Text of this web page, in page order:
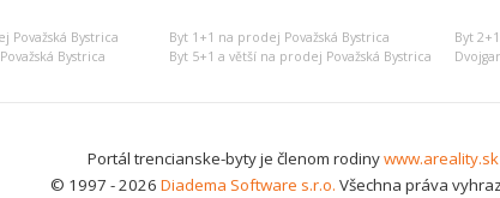
Považská Bystrica Byt 1+1 na prodej Považská Bystrica Byt
Bystrica
Byt 5+1 a větší na prodej Považská Bystrica
Portál trencianske-byty je členom rodinywww.areality.sk
© 1997 - 2026 Diadema Software s.r.o. Všechna práva